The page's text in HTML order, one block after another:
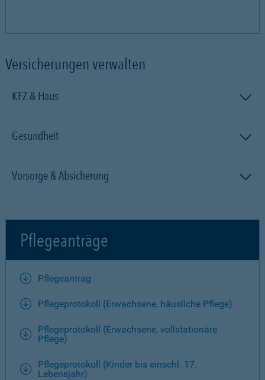
Versicherungen verwalten
KFZ & Haus
Gesundheit
Vorsorge & Absicherung
Pflegeanträge
Pflegeantrag
Pflegeprotokoll (Erwachsene, häusliche Pflege)
Pflegeprotokoll (Erwachsene, vollstationäre
Pflege)
Pflegeprotokoll (Kinder bis einschl. 17.
Lebensjahr)